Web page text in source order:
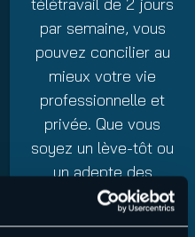
par semaine, vous
pouvez concilier au
mieux votre vie
professionnelle et
privée. Que vous
soyez un lève-tôt ou
un adepte des
matins tranquilles,
coordonnez-vous